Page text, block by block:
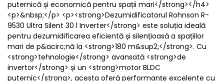
puternică și economică pentru spații mari</strong></h4>
<p>&nbsp;</p> <p><strong>Dezumidificatorul Rohnson R-
9530 Ultra Silent 30 l Inverter</strong> este soluția ideală
pentru dezumidificarea eficientă și silențioasă a spațiilor
mari de p&acirc;nă la <strong>180 m&sup2;</strong>. Cu
<strong>tehnologie</strong> avansată <strong>de
invertor</strong> și un <strong>motor BLDC
puternic</strong>, acesta oferă performanțe excelente cu